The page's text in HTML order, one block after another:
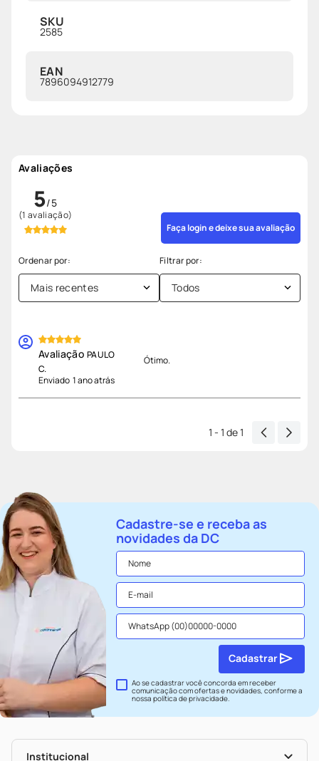
SKU
2585
EAN
7896094912779
Avaliações
5
(1 avaliação)
Faça login e deixe sua avaliação
Mais recentes Todos
Enviado 1 ano atrás
PAULO
C.
Ótimo.
1 - 1 de1
Cadastre-se e receba as
novidades da DC
Ao se cadastrar você concorda em receber
comunicação com ofertas e novidades, conforme a
nossapolítica de privacidade.
Cadastrar
Institucional